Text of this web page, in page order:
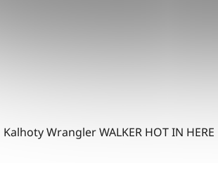
Kalhoty Wrangler WALKER HOT IN HERE